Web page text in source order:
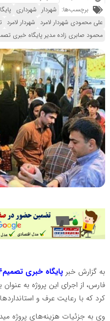
برچسب‌ها: شهردار شهرداری
علی محمودی شهردار لامرد شهردار لامرد
محمود صابری زاده مدیر پایگاه خبری
به گزارش خبرپایگاه خبری تصمیم۲۴
فارس، از اجرای این پروژه به
کرد که با رعایت عرف و
وی به جزئیات هزینه‌های پروژه